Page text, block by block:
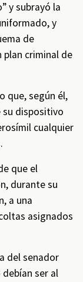
y subrayó la
y
de
plan criminal de
que, según él,
su dispositivo
cualquier
que el
durante su
a una
asignados
del senador
ser al